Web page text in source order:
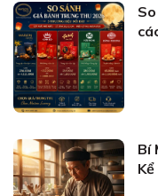
Bí